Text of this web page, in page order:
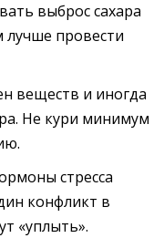
выброс сахара
лучше провести
веществ и иногда
Не кури минимум
стресса
конфликт в
«уплыть».